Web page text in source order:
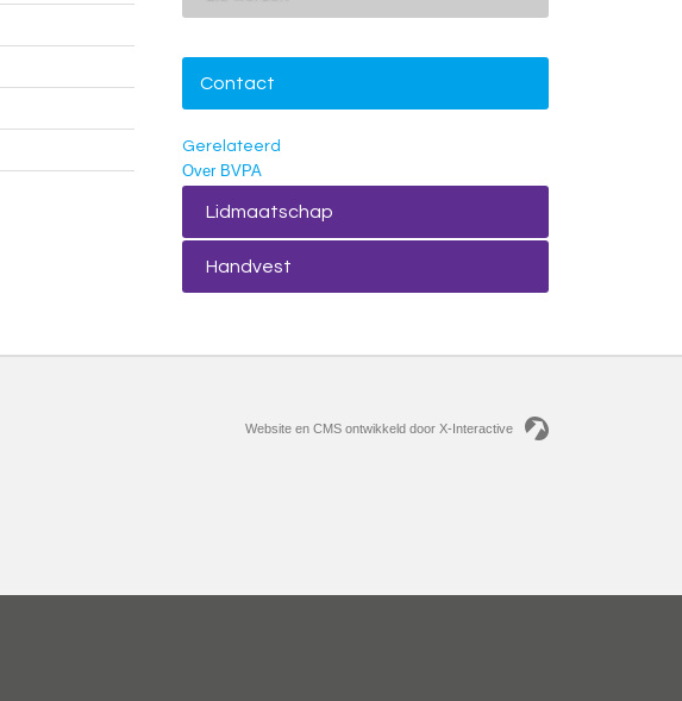
Contact
Gerelateerd
Over BVPA
Lidmaatschap
Handvest
Website en CMS ontwikkeld door X-Interactive